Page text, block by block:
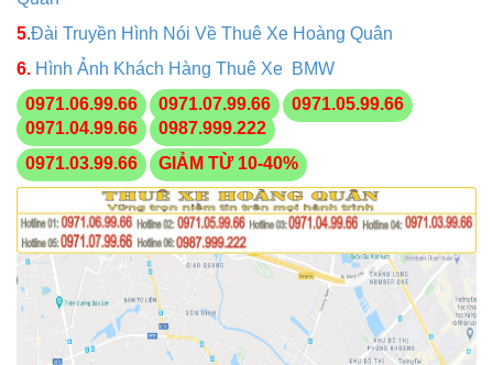
5.Đài Truyền Hình Nói Về Thuê Xe Hoàng Quân
6. Hình Ảnh Khách Hàng Thuê Xe BMW
0971.06.99.66
0971.07.99.66
0971.05.99.66
0971.04.99.66
0987.999.222
0971.03.99.66
GIẢM TỪ 10-40%